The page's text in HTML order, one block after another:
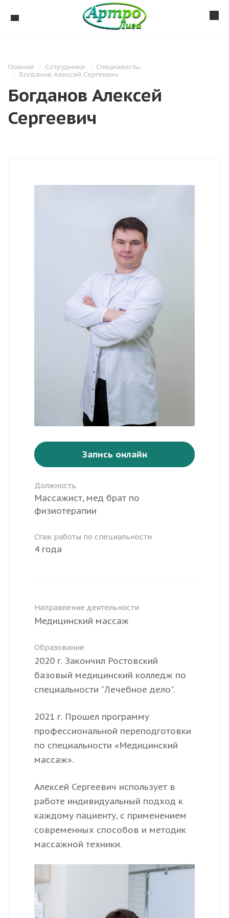
Главная Сотрудники
Специалисты
Богданов Алексей Сергеевич
Богданов Алексей
Сергеевич
Запись онлайн
Должность
Массажист, мед брат по
физиотерапии
Стаж работы по специальности
4 года
Направление деятельности
Медицинский массаж
Образование
2020 г. Закончил Ростовский
базовый медицинский колледж по
специальности "Лечебное дело".
2021 г. Прошел программу
профессиональной переподготовки
по специальности «Медицинский
массаж».
Алексей Сергеевич использует в
работе индивидуальный подход к
каждому пациенту, с применением
современных способов и методик
массажной техники.